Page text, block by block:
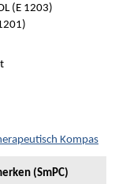
(E 1203)
Kompas
(SmPC)